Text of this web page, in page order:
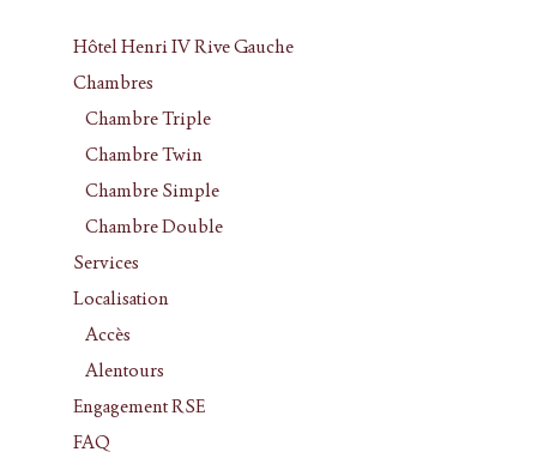
Hôtel Henri IV Rive Gauche
Chambres
Chambre Triple
Chambre Twin
Chambre Simple
Chambre Double
Services
Localisation
Accès
Alentours
Engagement RSE
FAQ